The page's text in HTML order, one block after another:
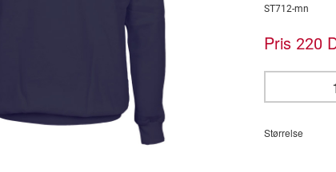
ST712-mn
Pris 220
Størrelse